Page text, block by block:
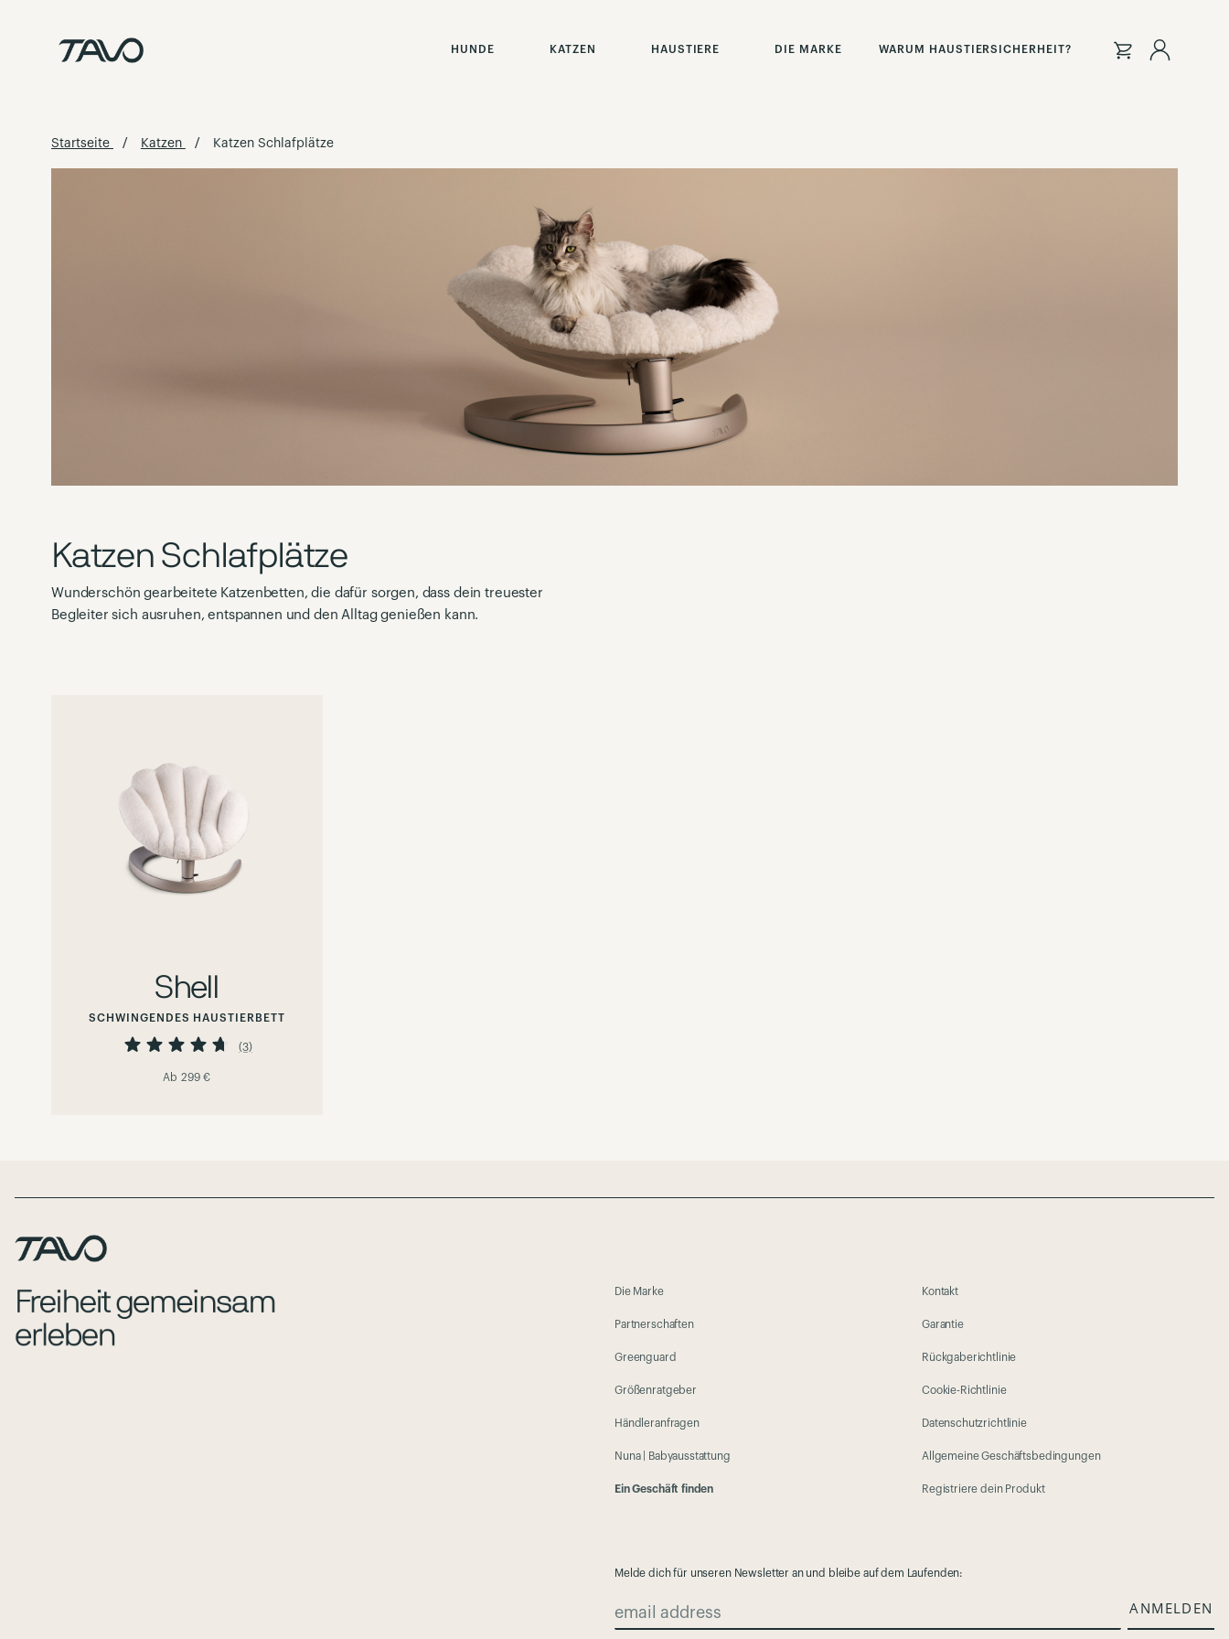
springen
HUNDE KATZEN HAUSTIERE DIE MARKE WARUM HAUSTIERSICHERHEIT?
Startseite Katzen Katzen Schlafplätze
Katzen Schlafplätze
Wunderschön gearbeitete Katzenbetten, die dafür sorgen, dass dein treuester
Begleiter sich ausruhen, entspannen und den Alltag genießen kann.
Shell
SCHWINGENDES HAUSTIERBETT
Bewertung:
(3)
Ab 299 €
Page Footer
Die Marke
Partnerschaften
Greenguard
Größenratgeber
Händleranfragen
Nuna | Babyausstattung
Ein Geschäft finden
Kontakt
Garantie
Rückgaberichtlinie
Cookie-Richtlinie
Datenschutzrichtlinie
Allgemeine Geschäftsbedingungen
Registriere dein Produkt
Melde dich für unseren Newsletter an und bleibe auf dem Laufenden:
email address ANMELDEN